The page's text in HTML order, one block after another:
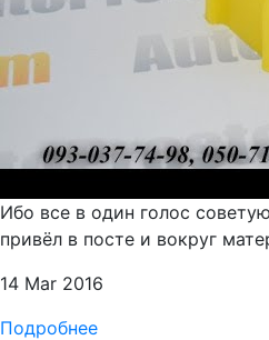
Ибо все в один голос
привёл в посте и вокруг
14 Mar 2016
Подробнее